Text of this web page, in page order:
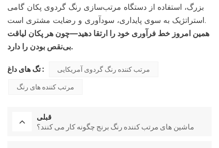
بزرگ، استفاده از دستگاه مرتب‌سازی رنگ گردوی پکان گامی
استراتژیک به سوی پایداری، سودآوری و رضایت مشتری است.
همین امروز خط فرآوری خود را ارتقا دهید—چون هر پکان لیاقت
بی‌نقص بودن را دارد.
تگ های داغ : مرتب کننده رنگ گردوی آمریکایی
مرتب کننده های رنگ
قبلی
ماشین های مرتب کننده رنگ برنج چگونه کار می کنند؟